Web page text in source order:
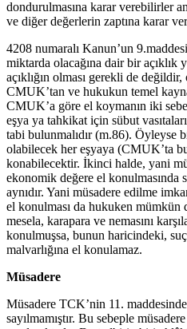
dondurulmasına karar verebilirler
ve diğer değerlerin zaptına karar
4208 numaralı Kanun’un
miktarda olacağına dair bir
açıklığın olması gerekli de
CMUK’tan ve hukukun temel
CMUK’a göre el koymanın iki
eşya ya tahkikat için sübut
tabi bulunmalıdır (m.86). Öyleyse
olabilecek her eşyaya (CMUK’ta
konabilecektir. İkinci halde, yani
ekonomik değere el konulmasında
aynıdır. Yani müsadere edilme
el konulması da hukuken mümkün
mesela, karapara ve nemasını
konulmuşsa, bunun haricindeki,
malvarlığına el konulamaz.
Müsadere
Müsadere TCK’nin 11.
sayılmamıştır. Bu sebeple